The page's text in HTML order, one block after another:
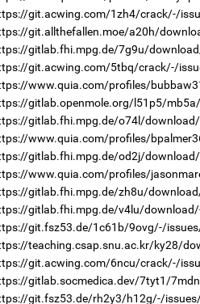
git.acwing.com/1zh4/crack/-/
git.allthefallen.moe/a20h/
gitlab.fhi.mpg.de/7g9u/
git.acwing.com/5tbq/crack/-/
www.quia.com/profiles/
gitlab.openmole.org/l51p5/
gitlab.fhi.mpg.de/o74l/
www.quia.com/profiles/
gitlab.fhi.mpg.de/od2j/
www.quia.com/profiles/
gitlab.fhi.mpg.de/zh8u/
gitlab.fhi.mpg.de/v4lu/
git.fsz53.de/1c61b/9ovg/-/
teaching.csap.snu.ac.kr/ky28/
git.acwing.com/6ncu/crack/-/
gitlab.socmedica.dev/7tyt1/
git.fsz53.de/rh2y3/h12g/-/